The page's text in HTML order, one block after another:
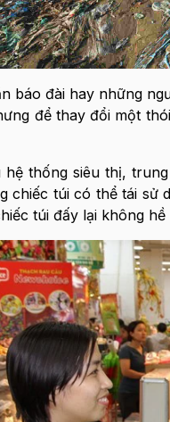
báo đài hay những
để thay đổi một
hệ thống siêu thị,
chiếc túi có thể tái
túi đấy lại không